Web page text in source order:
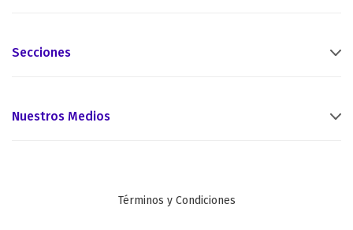
Secciones
Nuestros Medios
Términos y Condiciones